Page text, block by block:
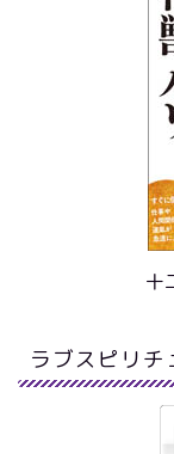
十
ラブスピリチ